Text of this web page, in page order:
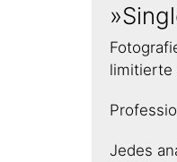
limitierte
Jedes